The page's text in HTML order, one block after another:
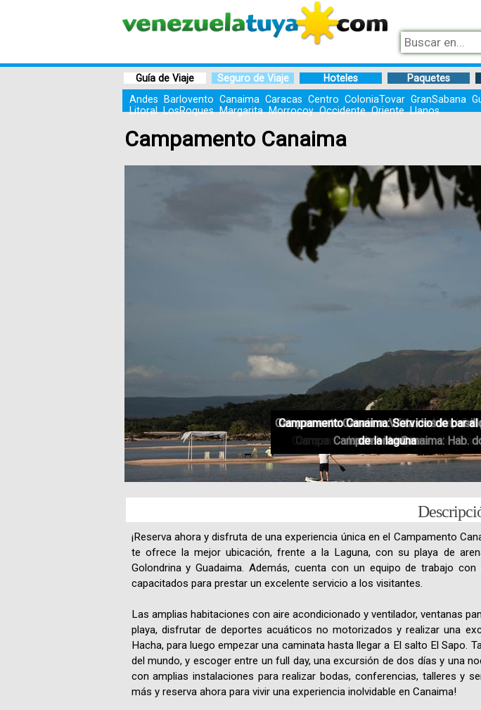
Guía de Viaje Seguro de Viaje Hoteles Paquetes
Andes
Barlovento Canaima Caracas Centro ColoniaTovar GranSabana
Litoral LosRoques Margarita Morrocoy Occidente Oriente Llanos
Campamento Canaima
Campamento Canaima: Paddle, Saltos
Tepuyes
Campamento Canaima: Campamento al
la Laguna
Campamento Canaima: Masajes con el
de los Saltos.
Campamento Canaima: Playa de la
Canaima
Campamento Canaima: Salón Jimmy
Campamento Canaima: Comedor
Campamento Canaima: Hab. matrimonial
vista a la laguna
Campamento Canaima: Vista desde
las habitaciones
Campamento Canaima: Hab.
Campamento Canaima: Servicio de bar al
de la laguna
¡Reserva ahora y disfruta de una experiencia única en el Campamento
te ofrece la mejor ubicación, frente a la Laguna, con su playa de
Golondrina y Guadaima. Además, cuenta con un equipo de trabajo
capacitados para prestar un excelente servicio a los visitantes.
Las amplias habitaciones con aire acondicionado y ventilador, ventanas
playa, disfrutar de deportes acuáticos no motorizados y realizar una
Hacha, para luego empezar una caminata hasta llegar a El salto El Sapo.
del mundo, y escoger entre un full day, una excursión de dos días y una
con amplias instalaciones para realizar bodas, conferencias, talleres y
más y reserva ahora para vivir una experiencia inolvidable en Canaima!